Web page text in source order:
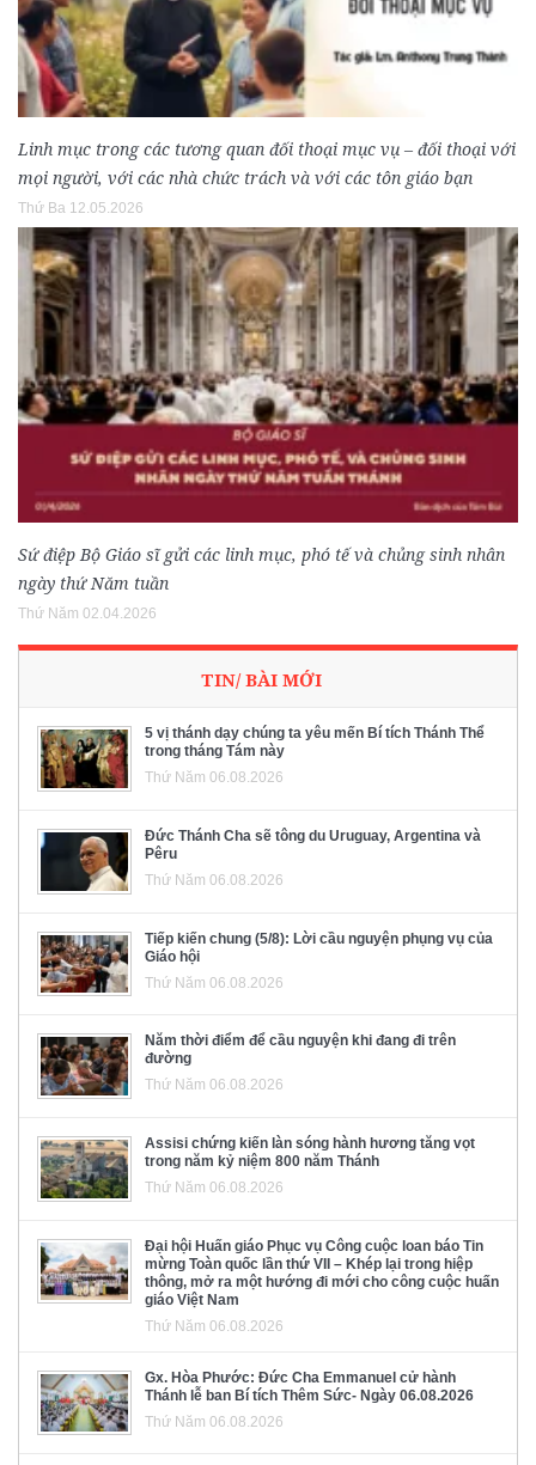
Linh mục trong các tương quan đối thoại mục vụ – đối thoại với
mọi người, với các nhà chức trách và với các tôn giáo bạn
Thứ Ba 12.05.2026
Sứ điệp Bộ Giáo sĩ gửi các linh mục, phó tế và chủng sinh nhân
ngày thứ Năm tuần
Thứ Năm 02.04.2026
TIN/ BÀI MỚI
5 vị thánh dạy chúng ta yêu mến Bí tích Thánh Thể
trong tháng Tám này
Thứ Năm 06.08.2026
Đức Thánh Cha sẽ tông du Uruguay, Argentina và
Pêru
Thứ Năm 06.08.2026
Tiếp kiến chung (5/8): Lời cầu nguyện phụng vụ của
Giáo hội
Thứ Năm 06.08.2026
Năm thời điểm để cầu nguyện khi đang đi trên
đường
Thứ Năm 06.08.2026
Assisi chứng kiến làn sóng hành hương tăng vọt
trong năm kỷ niệm 800 năm Thánh
Thứ Năm 06.08.2026
Đại hội Huấn giáo Phục vụ Công cuộc loan báo Tin
mừng Toàn quốc lần thứ VII – Khép lại trong hiệp
thông, mở ra một hướng đi mới cho công cuộc huấn
giáo Việt Nam
Thứ Năm 06.08.2026
Gx. Hòa Phước: Đức Cha Emmanuel cử hành
Thánh lễ ban Bí tích Thêm Sức- Ngày 06.08.2026
Thứ Năm 06.08.2026